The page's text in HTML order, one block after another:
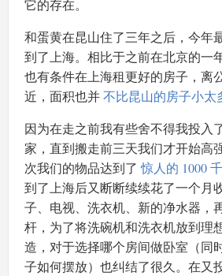
它的存在。
和蛋黄在昆山住了三年之后，今年
到了上海。相比于之前在北京的一
也有条件在上海租更好的房子，离
近，面积也并不比昆山的房子小太
因为在走之前我有些舍不得我投入
家，直到搬走前三天我们才开始高
次我们的物品达到了惊人的 1000
到了上海后又断断续续花了一个月
子、电视、洗衣机、新的净水器，
杆，为了将洗碗机和洗衣机放到理
造，对于选择哪个房间做卧室（同
子如何摆放）也纠结了很久。在又